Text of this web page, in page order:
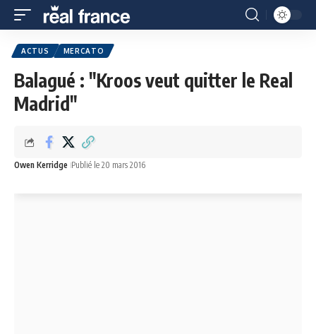
ACTUS MERCATO
Balagué : "Kroos veut quitter le Real
Madrid"
Owen Kerridge Publié le 20 mars 2016